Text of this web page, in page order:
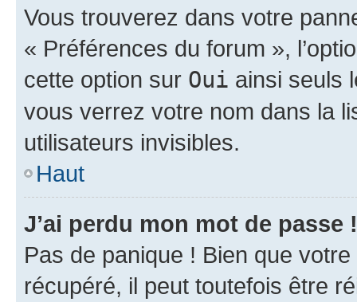
Vous trouverez dans votre
« Préférences du forum »,
cette option sur Oui ainsi seuls
vous verrez votre nom dans la
utilisateurs invisibles.
Haut
J’ai perdu mon mot de passe !
Pas de panique ! Bien que
récupéré, il peut toutefois être